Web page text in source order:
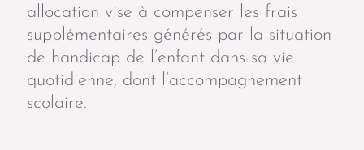
allocation vise à compenser les frais
supplémentaires générés par la situation
de handicap de l’enfant dans sa vie
quotidienne, dont l’accompagnement
scolaire.